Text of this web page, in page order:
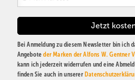
Bei Anmeldung zu diesem Newsletter bin ich
Angeboteder Marken der Alfons W. Gentner
kann ich jederzeit widerrufen und eine
finden Sie auch in unserer